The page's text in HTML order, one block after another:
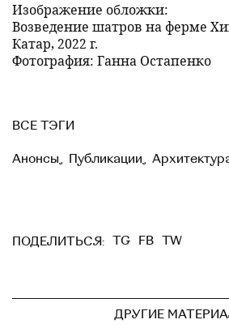
Изображение обложки:
Возведение шатров на ферме
Катар, 2022 г.
Фотография: Ганна Остапенко
ВСЕ ТЭГИ
Анонсы, Публикации,
ПОДЕЛИТЬСЯ: TG FB TW
ДРУГИЕ